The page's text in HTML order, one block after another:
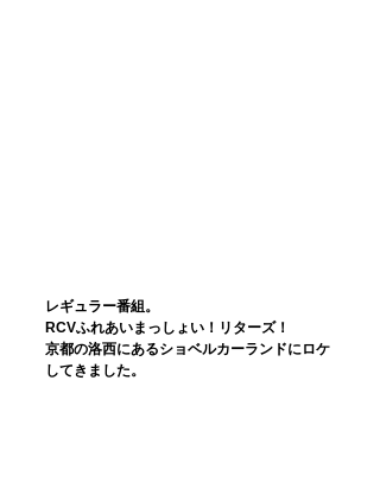
レギュラー番組。
RCVふれあいまっしょい！リターズ！
京都の洛西にあるショベルカーランドにロケ
してきました。